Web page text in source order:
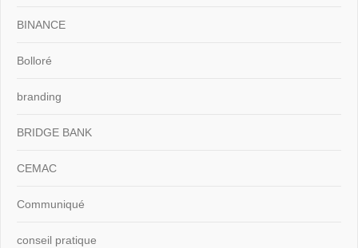
BINANCE
Bolloré
branding
BRIDGE BANK
CEMAC
Communiqué
conseil pratique